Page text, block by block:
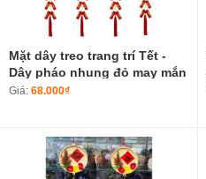
Mặt dây treo trang trí Tết -
Dây pháo nhung đỏ may mắn
Túi tiền tài lộc mang nhiều
Giá: 68.000₫